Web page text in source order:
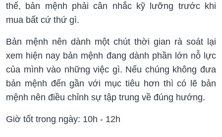
thế, bản mệnh phải cân nhắc kỹ lưỡng trước khi
mua bất cứ thứ gì.
Bản mệnh nên dành một chút thời gian rà soát lại
xem hiện nay bản mệnh đang dành phần lớn nỗ lực
của mình vào những việc gì. Nếu chúng không đưa
bản mệnh đến gần với mục tiêu hơn thì có lẽ bản
mệnh nên điều chỉnh sự tập trung về đúng hướng.
Giờ tốt trong ngày: 10h - 12h